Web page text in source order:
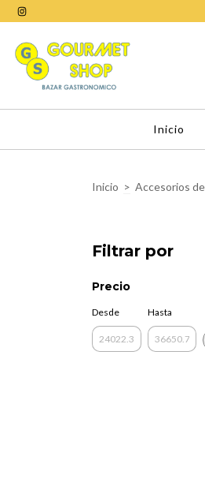
Inicio
Inicio > Accesorios
Filtrar por
Precio
Desde Hasta